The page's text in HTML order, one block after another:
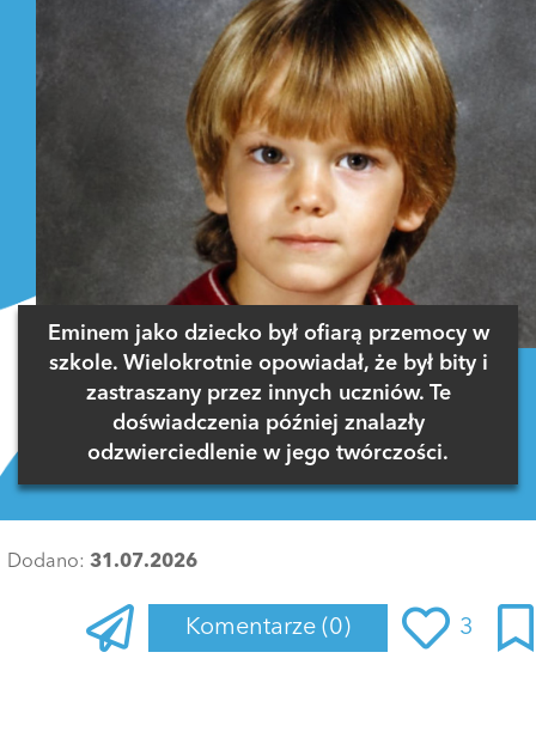
Eminem jako dziecko był ofiarą przemocy w
szkole. Wielokrotnie opowiadał, że był bity i
zastraszany przez innych uczniów. Te
doświadczenia później znalazły
odzwierciedlenie w jego twórczości.
Dodano: 31.07.2026
Komentarze (0) 3